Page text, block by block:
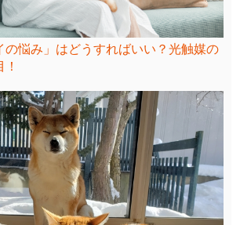
の悩み」はどうすればいい？光触媒の